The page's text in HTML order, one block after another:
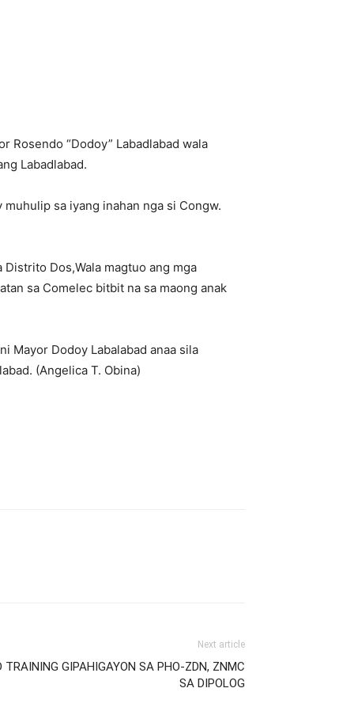
Rosendo “Dodoy” Labadlabad wala
Labadlabad.
muhulip sa iyang inahan nga si Congw.
Dos,Wala magtuo ang mga
sa Comelec bitbit na sa maong anak
Mayor Dodoy Labalabad anaa sila
(Angelica T. Obina)
Next article
GIPAHIGAYON SA PHO-ZDN, ZNMC
SA DIPOLOG